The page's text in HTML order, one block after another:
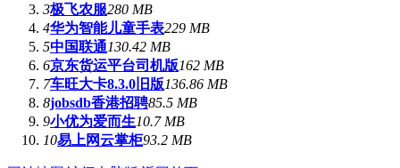
3极飞农服280 MB
4华为智能儿童手表229 MB
5中国联通130.42 MB
6京东货运平台司机版162 MB
7车旺大卡8.3.0旧版136.86 MB
8jobsdb香港招聘85.5 MB
9小优为爱而生10.7 MB
10易上网云掌柜93.2 MB